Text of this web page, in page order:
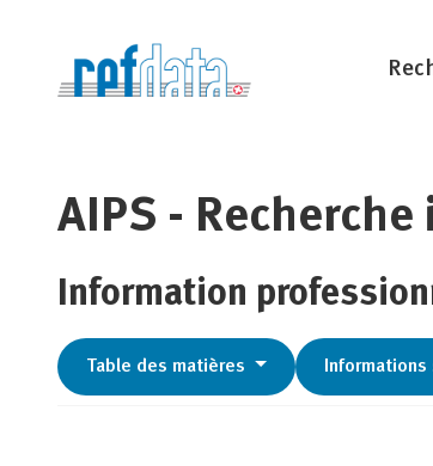
AIPS -
Information
Table des matières